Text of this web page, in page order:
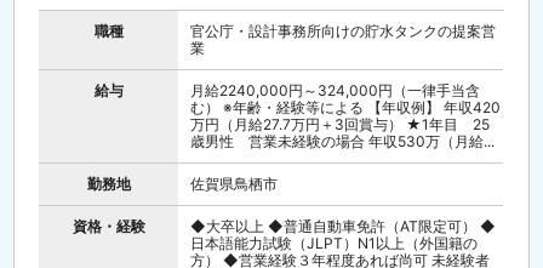
職種
官公庁・設計事務所向けの貯水タンクの提案営
業
給与
月給2240,000円～324,000円（一律手当含
む） ※年齢・経験等による 【年収例】 年収420
万円（月給27.7万円＋3回賞与） ★1年目 25
歳男性 営業未経験の場合 年収530万（月給...
勤務地 佐賀県鳥栖市
資格・経験
◆大卒以上 ◆普通自動車免許（AT限定可） ◆
日本語能力試験（JLPT）N1以上（外国籍の
方） ◆営業経験３年程度あれば尚可 未経験者